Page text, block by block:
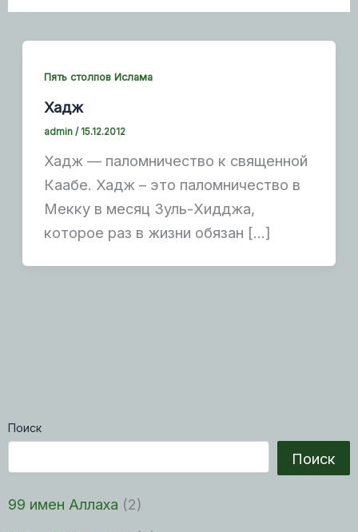
Поиск
Поиск
99 имен Аллаха (2)
Пять столпов Ислама
Хадж
admin/ 15.12.2012
Хадж — паломничество к священной
Каабе. Хадж – это паломничество в
Мекку в месяц Зуль-Хидджа,
которое раз в жизни обязан […]